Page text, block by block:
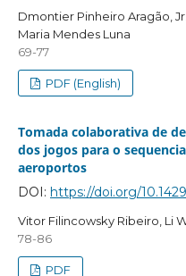
Dmontier Pinheiro Aragão,
Maria Mendes Luna
69-77
PDF (English)
Tomada colaborativa de
dos jogos para o
aeroportos
DOI: https://doi.org/
Vitor Filincowsky Ribeiro, Li
78-86
PDF